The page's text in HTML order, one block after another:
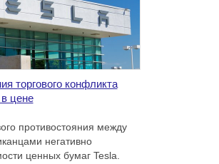
торгового конфликта
цене
противостояния между
негативно
ценных бумаг Tesla.